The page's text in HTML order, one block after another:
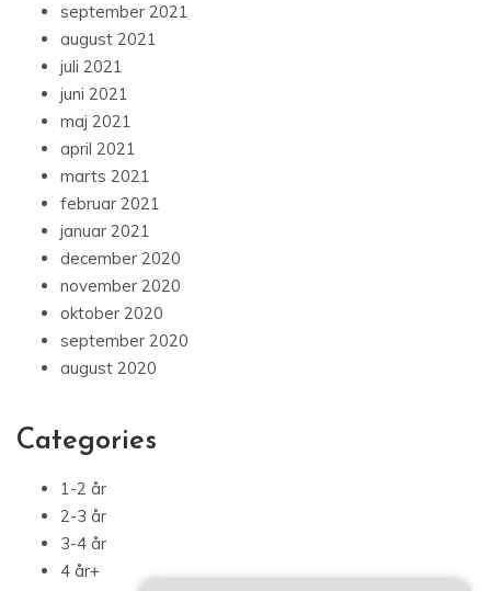
september 2021
august 2021
juli 2021
juni 2021
maj 2021
april 2021
marts 2021
februar 2021
januar 2021
december 2020
november 2020
oktober 2020
september 2020
august 2020
Categories
1-2 år
2-3 år
3-4 år
4 år+